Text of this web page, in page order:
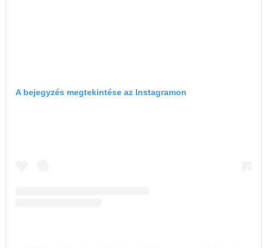
A bejegyzés megtekintése az Instagramon